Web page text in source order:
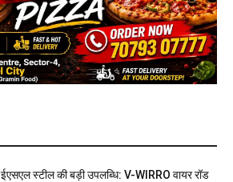
ईएसएल स्टील की बड़ी उपलब्धि: V-WIRRO वायर रॉड